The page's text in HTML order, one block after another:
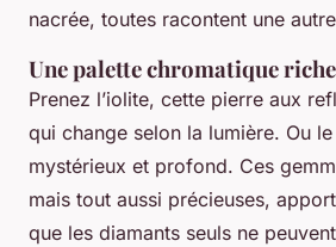
nacrée, toutes racontent une
Une palette chromatique
Prenez l’iolite, cette pierre aux
qui change selon la lumière. Ou
mystérieux et profond. Ces
mais tout aussi précieuses,
que les diamants seuls ne